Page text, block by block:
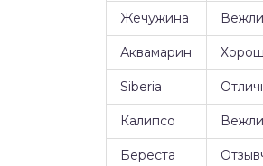
Жечужина
Аквамарин
Siberia
Калипсо
Береста